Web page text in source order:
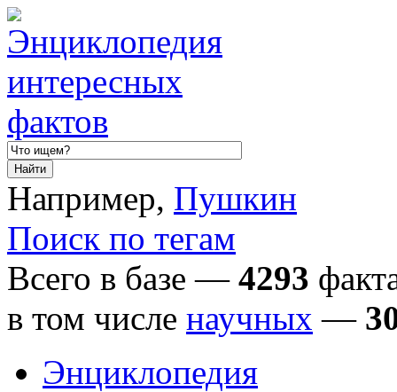
Например, Пушкин
Поиск по тегам
Всего в базе — 4293
в том числе научных —
Энциклопедия